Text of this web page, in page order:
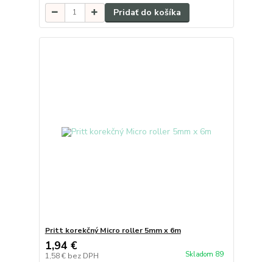
Pridať do košíka
Pritt korekčný Micro roller 5mm x 6m
1,94 €
1,58 € bez DPH Skladom 89